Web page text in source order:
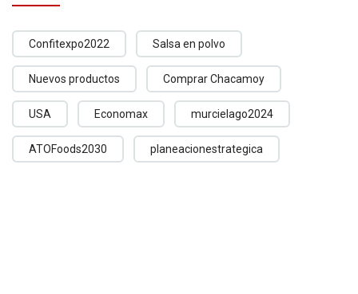
Confitexpo2022 Salsa en polvo
Nuevos productos Comprar Chacamoy
USA Economax murcielago2024
ATOFoods2030 planeacionestrategica